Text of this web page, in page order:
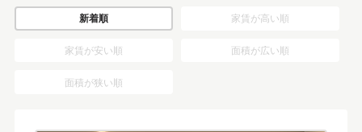
新着順 家賃が高い順
家賃が安い順 面積が広い順
面積が狭い順